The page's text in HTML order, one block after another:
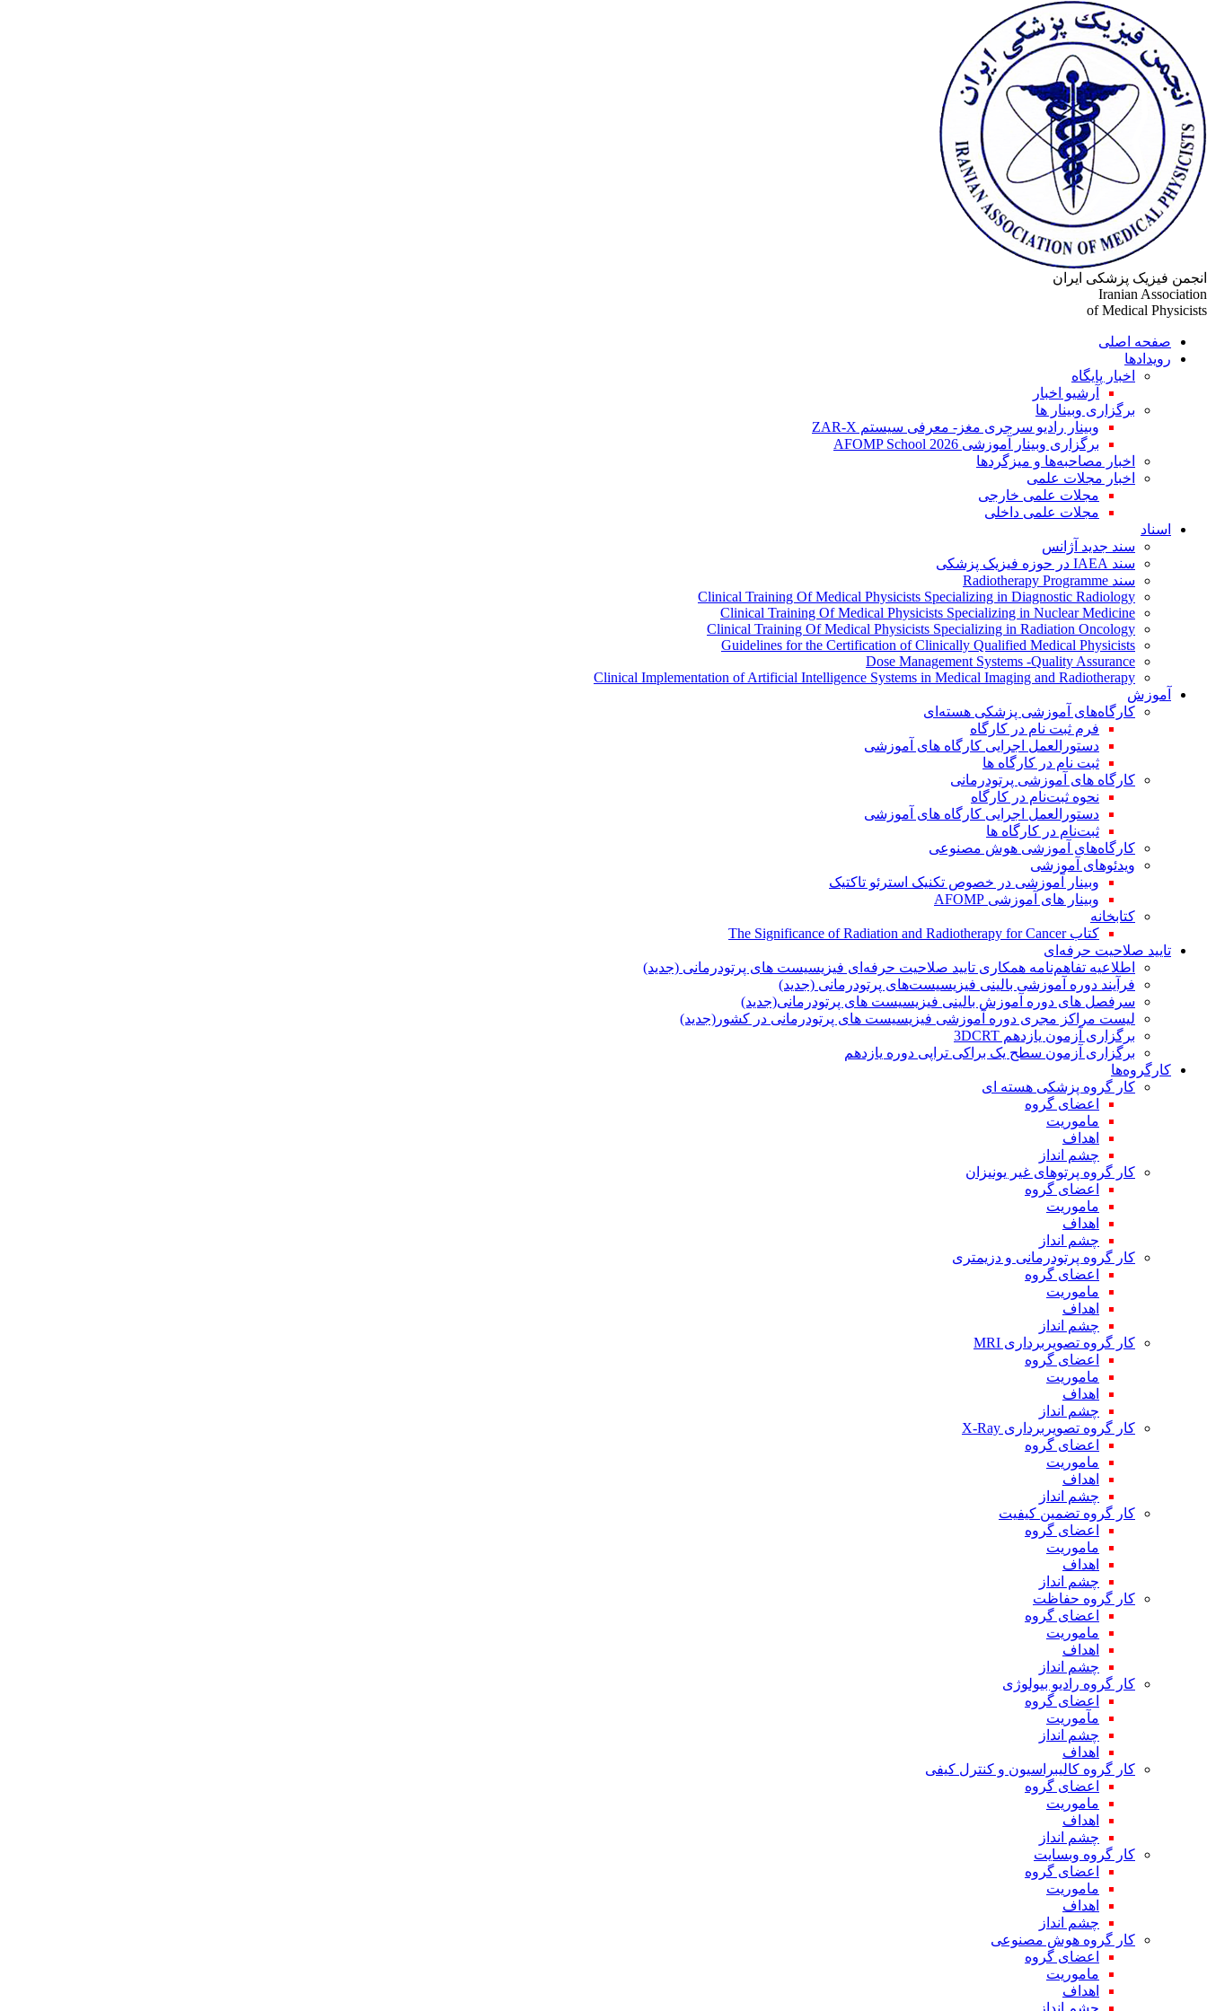
انجمن فیزیک پزشکی ایران
Iranian Association
of Medical Physicists
صفحه اصلی
رویدادها
اخبار پایگاه
آرشیو اخبار
برگزاری وبینار ها
وبینار رادیو سرجری مغز- معرفی سیستم ZAR-X
برگزاری وبینار آموزشی AFOMP School 2026
اخبار مصاحبه‌ها و میزگردها
اخبار مجلات علمی
مجلات علمی خارجی
مجلات علمی داخلی
اسناد
سند جدید آژانس
سند IAEA در حوزه فیزیک پزشکی
سند Radiotherapy Programme
Clinical Training Of Medical Physicists Specializing in Diagnostic Radiology
Clinical Training Of Medical Physicists Specializing in Nuclear Medicine
Clinical Training Of Medical Physicists Specializing in Radiation Oncology
Guidelines for the Certification of Clinically Qualified Medical Physicists
Dose Management Systems -Quality Assurance
Clinical Implementation of Artificial Intelligence Systems in Medical Imaging and Radiotherapy
آموزش
کارگاه‌های آموزشی پزشکی هسته‌ای
فرم ثبت نام در کارگاه
دستورالعمل اجرایی کارگاه های آموزشی
ثبت نام در کارگاه ها
کارگاه های آموزشی پرتودرمانی
نحوه ثبت‌نام در کارگاه
دستورالعمل اجرایی کارگاه های آموزشی
ثبت‌نام در کارگاه ها
کارگاه‌های آموزشی هوش مصنوعی
ویدئوهای آموزشی
وبینار آموزشی در خصوص تکنیک استرئو تاکتیک
وبینار های آموزشی AFOMP
کتابخانه
کتاب The Significance of Radiation and Radiotherapy for Cancer
تایید صلاحیت حرفه‌ای
اطلاعیه تفاهم‌نامه همکاری تایید صلاحیت حرفه‌ای فیزیسیست های پرتودرمانی (جدید)
فرآیند دوره آموزشی بالینی فیزیسیست‌های پرتودرمانی (جدید)
سرفصل های دوره آموزش بالینی فیزیسیست های پرتودرمانی(جدید)
لیست مراکز مجری دوره آموزشی فیزیسیست های پرتودرمانی در کشور(جدید)
برگزاری آزمون یازدهم 3DCRT
برگزاری آزمون سطح یک براکی تراپی دوره یازدهم
کارگروه‌ها
کار گروه پزشکی هسته ای
اعضای گروه
ماموریت
اهداف
چشم انداز
کار گروه پرتوهای غیر یونیزان
اعضای گروه
ماموریت
اهداف
چشم انداز
کار گروه پرتودرمانی و دزیمتری
اعضای گروه
ماموریت
اهداف
چشم انداز
کار گروه تصویربرداری MRI
اعضای گروه
ماموریت
اهداف
چشم انداز
کار گروه تصویربرداری X-Ray
اعضای گروه
ماموریت
اهداف
چشم انداز
کار گروه تضمین کیفیت
اعضای گروه
ماموریت
اهداف
چشم انداز
کار گروه حفاظت
اعضای گروه
ماموریت
اهداف
چشم انداز
کار گروه رادیو بیولوژی
اعضای گروه
مآموریت
چشم انداز
اهداف
کار گروه کالیبراسیون و کنترل کیفی
اعضای گروه
ماموریت
اهداف
چشم انداز
کار گروه وبسایت
اعضای گروه
ماموریت
اهداف
چشم انداز
کار گروه هوش مصنوعی
اعضای گروه
ماموریت
اهداف
چشم انداز